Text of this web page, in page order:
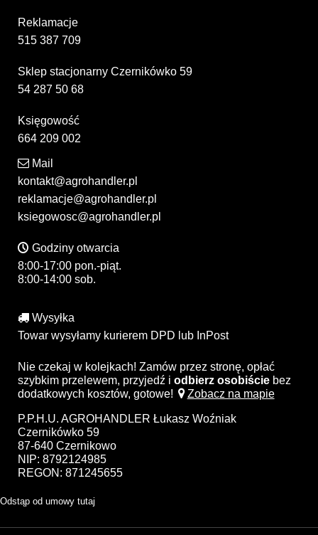
Reklamacje
515 387 709
Sklep stacjonarny Czernikówko 59
54 287 50 68
Księgowość
664 209 002
Mail
kontakt@agrohandler.pl
reklamacje@agrohandler.pl
ksiegowosc@agrohandler.pl
Godziny otwarcia
8:00-17:00 pon.-piąt.
8:00-14:00 sob.
Wysyłka
Towar wysyłamy kurierem DPD lub InPost
Nie czekaj w kolejkach! Zamów przez stronę, opłać
szybkim przelewem, przyjedź i odbierz osobiście bez
dodatkowych kosztów, gotowe!
Zobacz na mapie
P.P.H.U. AGROHANDLER Łukasz Woźniak
Czernikówko 59
87-640 Czernikowo
NIP: 8792124985
REGON: 871245655
Odstąp od umowy tutaj